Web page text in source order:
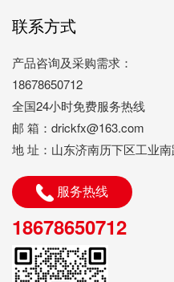
联系方式
产品咨询及采购需求：
18678650712
全国24小时免费服务热线
邮 箱：drickfx@163.com
地 址：山东济南历下区工业
服务热线
18678650712